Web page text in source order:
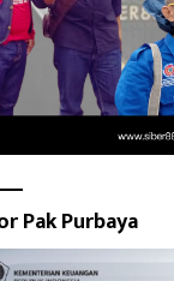
Pak Purbaya